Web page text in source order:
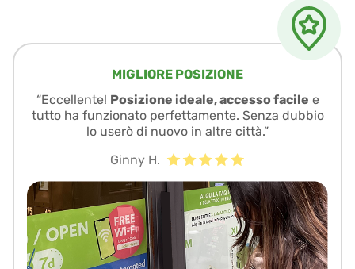
MIGLIORE POSIZIONE
“Eccellente! Posizione ideale, accesso facile e
tutto ha funzionato perfettamente. Senza dubbio
lo userò di nuovo in altre città.”
Ginny H.